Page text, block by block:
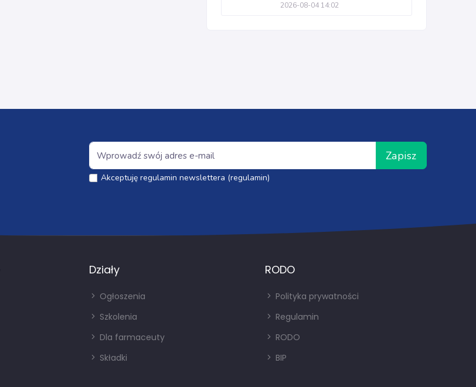
2026-08-04 14:02
Zapisz
Akceptuję regulamin newslettera (regulamin)
Działy
Ogłoszenia
Szkolenia
Dla farmaceuty
Składki
RODO
Polityka prywatności
Regulamin
RODO
BIP